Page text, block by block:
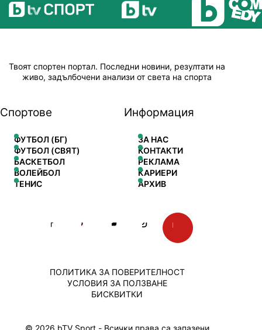
Твоят спортен портал. Последни новини, резултати на
живо, задълбочени анализи от света на спорта
Спортове
ФУТБОЛ (БГ)
ФУТБОЛ (СВЯТ)
БАСКЕТБОЛ
ВОЛЕЙБОЛ
ТЕНИС
Информация
ЗА НАС
КОНТАКТИ
РЕКЛАМА
КАРИЕРИ
АРХИВ
ПОЛИТИКА ЗА ПОВЕРИТЕЛНОСТ
УСЛОВИЯ ЗА ПОЛЗВАНЕ
БИСКВИТКИ